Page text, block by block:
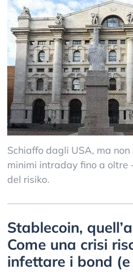
Schiaffo dagli USA, ma
minimi intraday fino a oltre
del risiko.
Stablecoin,
Come una crisi
infettare i bond (e